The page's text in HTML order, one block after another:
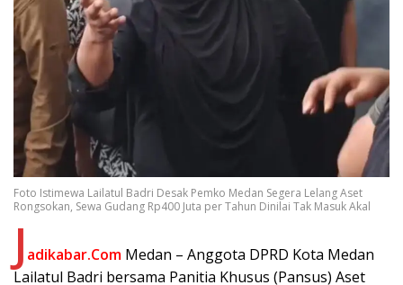
Foto Istimewa Lailatul Badri Desak Pemko Medan Segera Lelang Aset
Rongsokan, Sewa Gudang Rp400 Juta per Tahun Dinilai Tak Masuk Akal
J adikabar.Com Medan – Anggota DPRD Kota Medan
Lailatul Badri bersama Panitia Khusus (Pansus) Aset